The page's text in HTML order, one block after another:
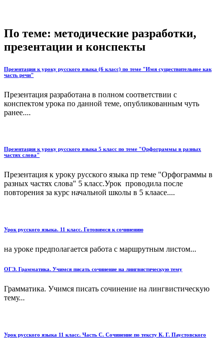
По теме: методические разработки,
презентации и конспекты
Презентация к уроку русского языка (6 класс) по теме "Имя существительное как
часть речи"
Презентация разработана в полном соответствии с
конспектом урока по данной теме, опубликованным чуть
ранее....
Презентация к уроку русского языка 5 класс по теме "Орфограммы в разных
частях слова"
Презентация к уроку русского языка пр теме "Орфограммы в
разных частях слова" 5 класс.Урок проводила после
повторения за курс начальной школы в 5 клаасе....
Урок русского языка. 11 класс. Готовимся к сочинению
на уроке предполагается работа с маршрутным листом...
ОГЭ. Грамматика. Учимся писать сочинение на лингвистическую тему
Грамматика. Учимся писать сочинение на лингвистическую
тему...
Урок русского языка 11 класс. Часть С. Сочинение по тексту К. Г. Паустовского